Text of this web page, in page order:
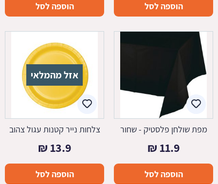
הוספה לסל הוספה לסל
מפת שולחן פלסטיק - שחור
11.9
₪
הוספה לסל
אזל מהמלאי
צלחות נייר קטנות עגול צהוב
13.9
₪
הוספה לסל